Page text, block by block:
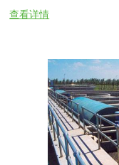
查看详情